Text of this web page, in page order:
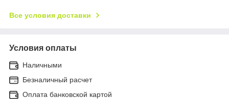
Все условия доставки
Условия оплаты
Наличными
Безналичный расчет
Оплата банковской картой